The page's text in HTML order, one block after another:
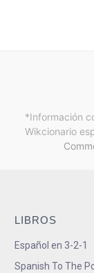
*Información
Wikcionario
LIBROS
Español en 3-2-1
Spanish To The